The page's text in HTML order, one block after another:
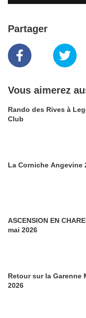
Partager
Vous aimerez
Rando des Rives à
Club
La Corniche Angevine
ASCENSION EN
mai 2026
Retour sur la Garenne
2026